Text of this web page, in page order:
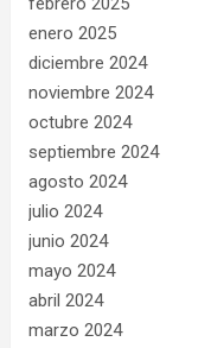
enero 2025
diciembre 2024
noviembre 2024
octubre 2024
septiembre 2024
agosto 2024
julio 2024
junio 2024
mayo 2024
abril 2024
marzo 2024